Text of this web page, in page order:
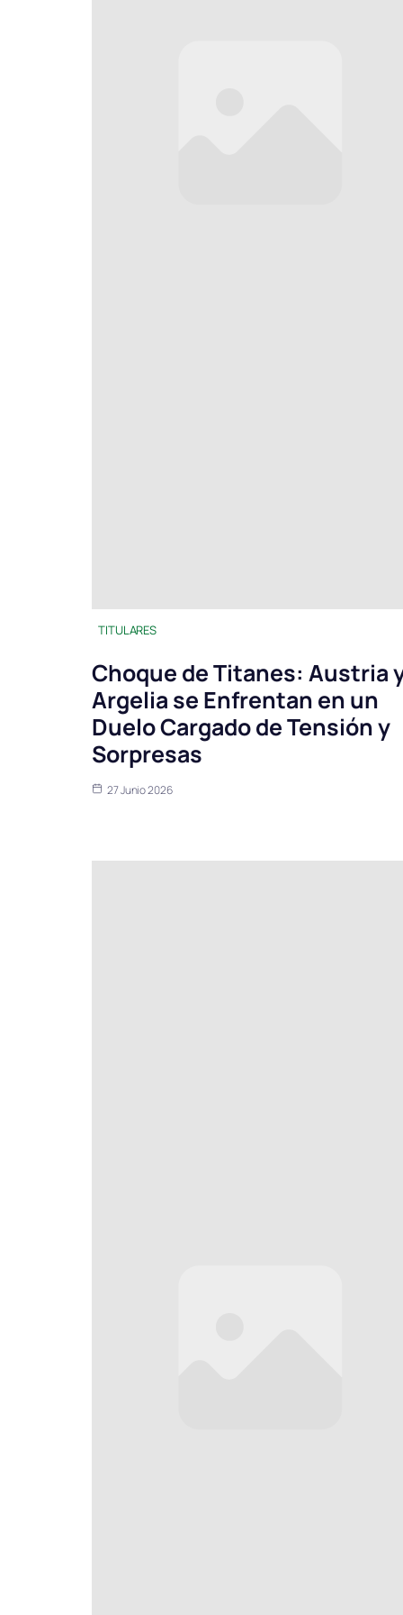
TITULARES
Choque de Titanes: Austria
Argelia se Enfrentan en un
Duelo Cargado de Tensión y
Sorpresas
27 Junio 2026